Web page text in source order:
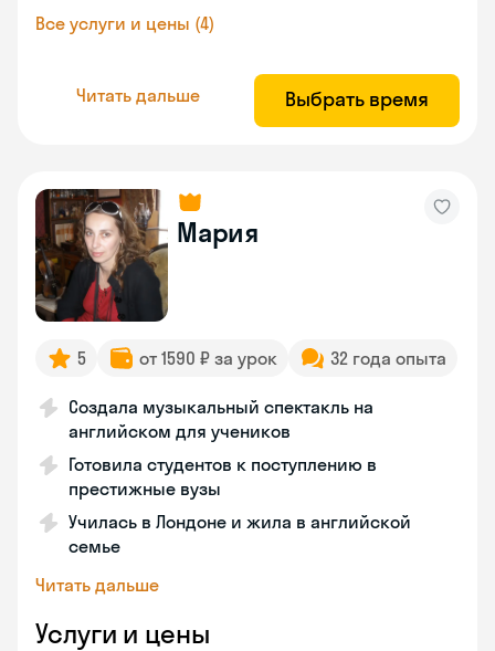
Все услуги и цены (4)
Читать дальше Выбрать время
Мария
5 от 1590 ₽ за урок 32 года опыта
Создала музыкальный спектакль на
английском для учеников
Готовила студентов к поступлению в
престижные вузы
Училась в Лондоне и жила в английской
семье
Читать дальше
Услуги и цены